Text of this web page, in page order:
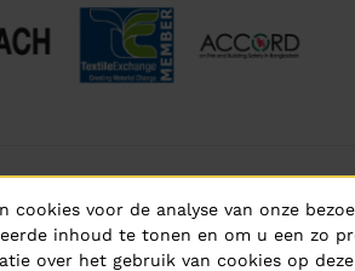
cookies voor de analyse van onze
inhoud te tonen en om u een zo
over het gebruik van cookies op